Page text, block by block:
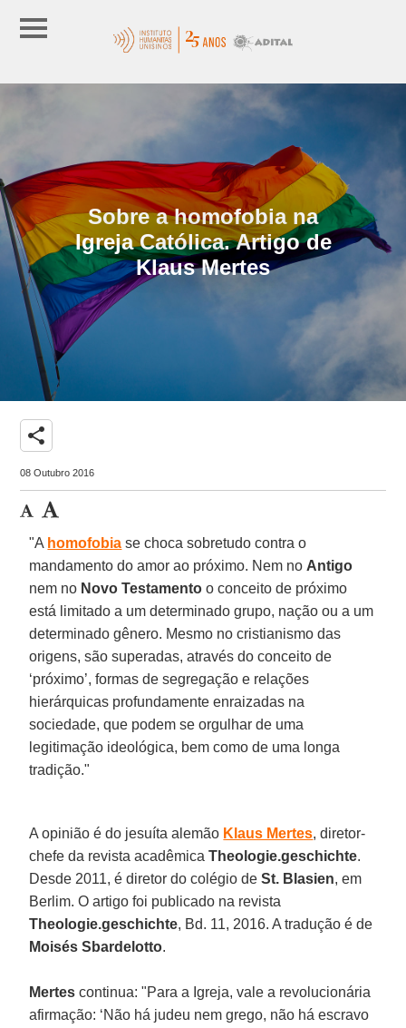
Sobre a homofobia na
Igreja Católica. Artigo de
Klaus Mertes
share
08 Outubro 2016
"A homofobia se choca sobretudo contra o
mandamento do amor ao próximo. Nem no Antigo
nem no Novo Testamento o conceito de próximo
está limitado a um determinado grupo, nação ou a um
determinado gênero. Mesmo no cristianismo das
origens, são superadas, através do conceito de
‘próximo’, formas de segregação e relações
hierárquicas profundamente enraizadas na
sociedade, que podem se orgulhar de uma
legitimação ideológica, bem como de uma longa
tradição."
A opinião é do jesuíta alemão Klaus Mertes, diretor-
chefe da revista acadêmicaTheologie.geschichte.
Desde 2011, é diretor do colégio deSt. Blasien, em
Berlim. O artigo foi publicado na revista
Theologie.geschichte, Bd. 11, 2016. A tradução é de
Moisés Sbardelotto.
Mertes continua: "Para a Igreja, vale a revolucionária
afirmação: ‘Não há judeu nem grego, não há escravo